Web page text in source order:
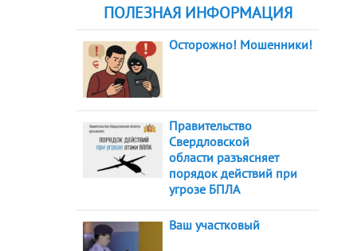
ПОЛЕЗНАЯ ИНФОРМАЦИЯ
Осторожно! Мошенники!
Правительство
Свердловской
области разъясняет
порядок действий при
угрозе БПЛА
Ваш участковый